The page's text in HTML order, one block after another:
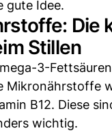
gute Idee.
Die
Stillen
3-
Mikronährstoffe
B12. Diese
wichtig.